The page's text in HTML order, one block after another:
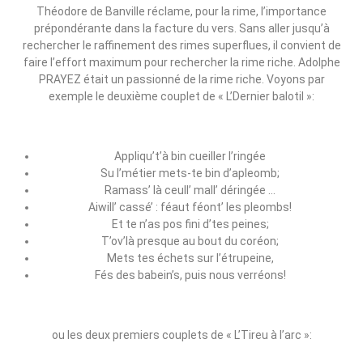
Théodore de Banville réclame, pour la rime, l’importance
prépondérante dans la facture du vers. Sans aller jusqu’à
rechercher le raffinement des rimes superflues, il convient de
faire l’effort maximum pour rechercher la rime riche. Adolphe
PRAYEZ était un passionné de la rime riche. Voyons par
exemple le deuxième couplet de « L’Dernier balotil »:
Appliqu’t’à bin cueiller l’ringée
Su l’métier mets‑te bin d’apleomb;
Ramass’ là ceull’ mall’ déringée …
Aiwill’ cassé’ : féaut féont’ les pleombs!
Et te n’as pos fini d’tes peines;
T’ov’là presque au bout du coréon;
Mets tes échets sur l’étrupeine,
Fés des babein’s, puis nous verréons!
ou les deux premiers couplets de « L’Tireu à l’arc »: